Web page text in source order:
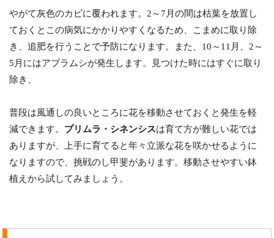
やがて灰色のカビに覆われます。2～7月の間は枯葉を放置し
ておくとこの病気にかかりやすくなるため、こまめに取り除
き、追肥を行うことで予防になります。また、10～11月、2～
5月にはアブラムシが発生します。見つけた時にはすぐに取り
除き、
普段は風通しの良いところに花を移動させておくと発生を軽
減できます。 プリムラ・シネンシスは育て方が難しい花では
ありますが、上手に育てると年々立派な花を咲かせるように
なりますので、挑戦のし甲斐があります。移動させやすい鉢
植えから試してみましょう。